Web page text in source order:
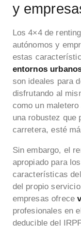
y
Los 4×4 de
autónomos y
estas
entornos
son ideales para
disfrutando al
como un
una robustez que
carretera, esté
Sin embargo, el
apropiado para
características
del propio
empresas ofrece
profesionales en
deducible del